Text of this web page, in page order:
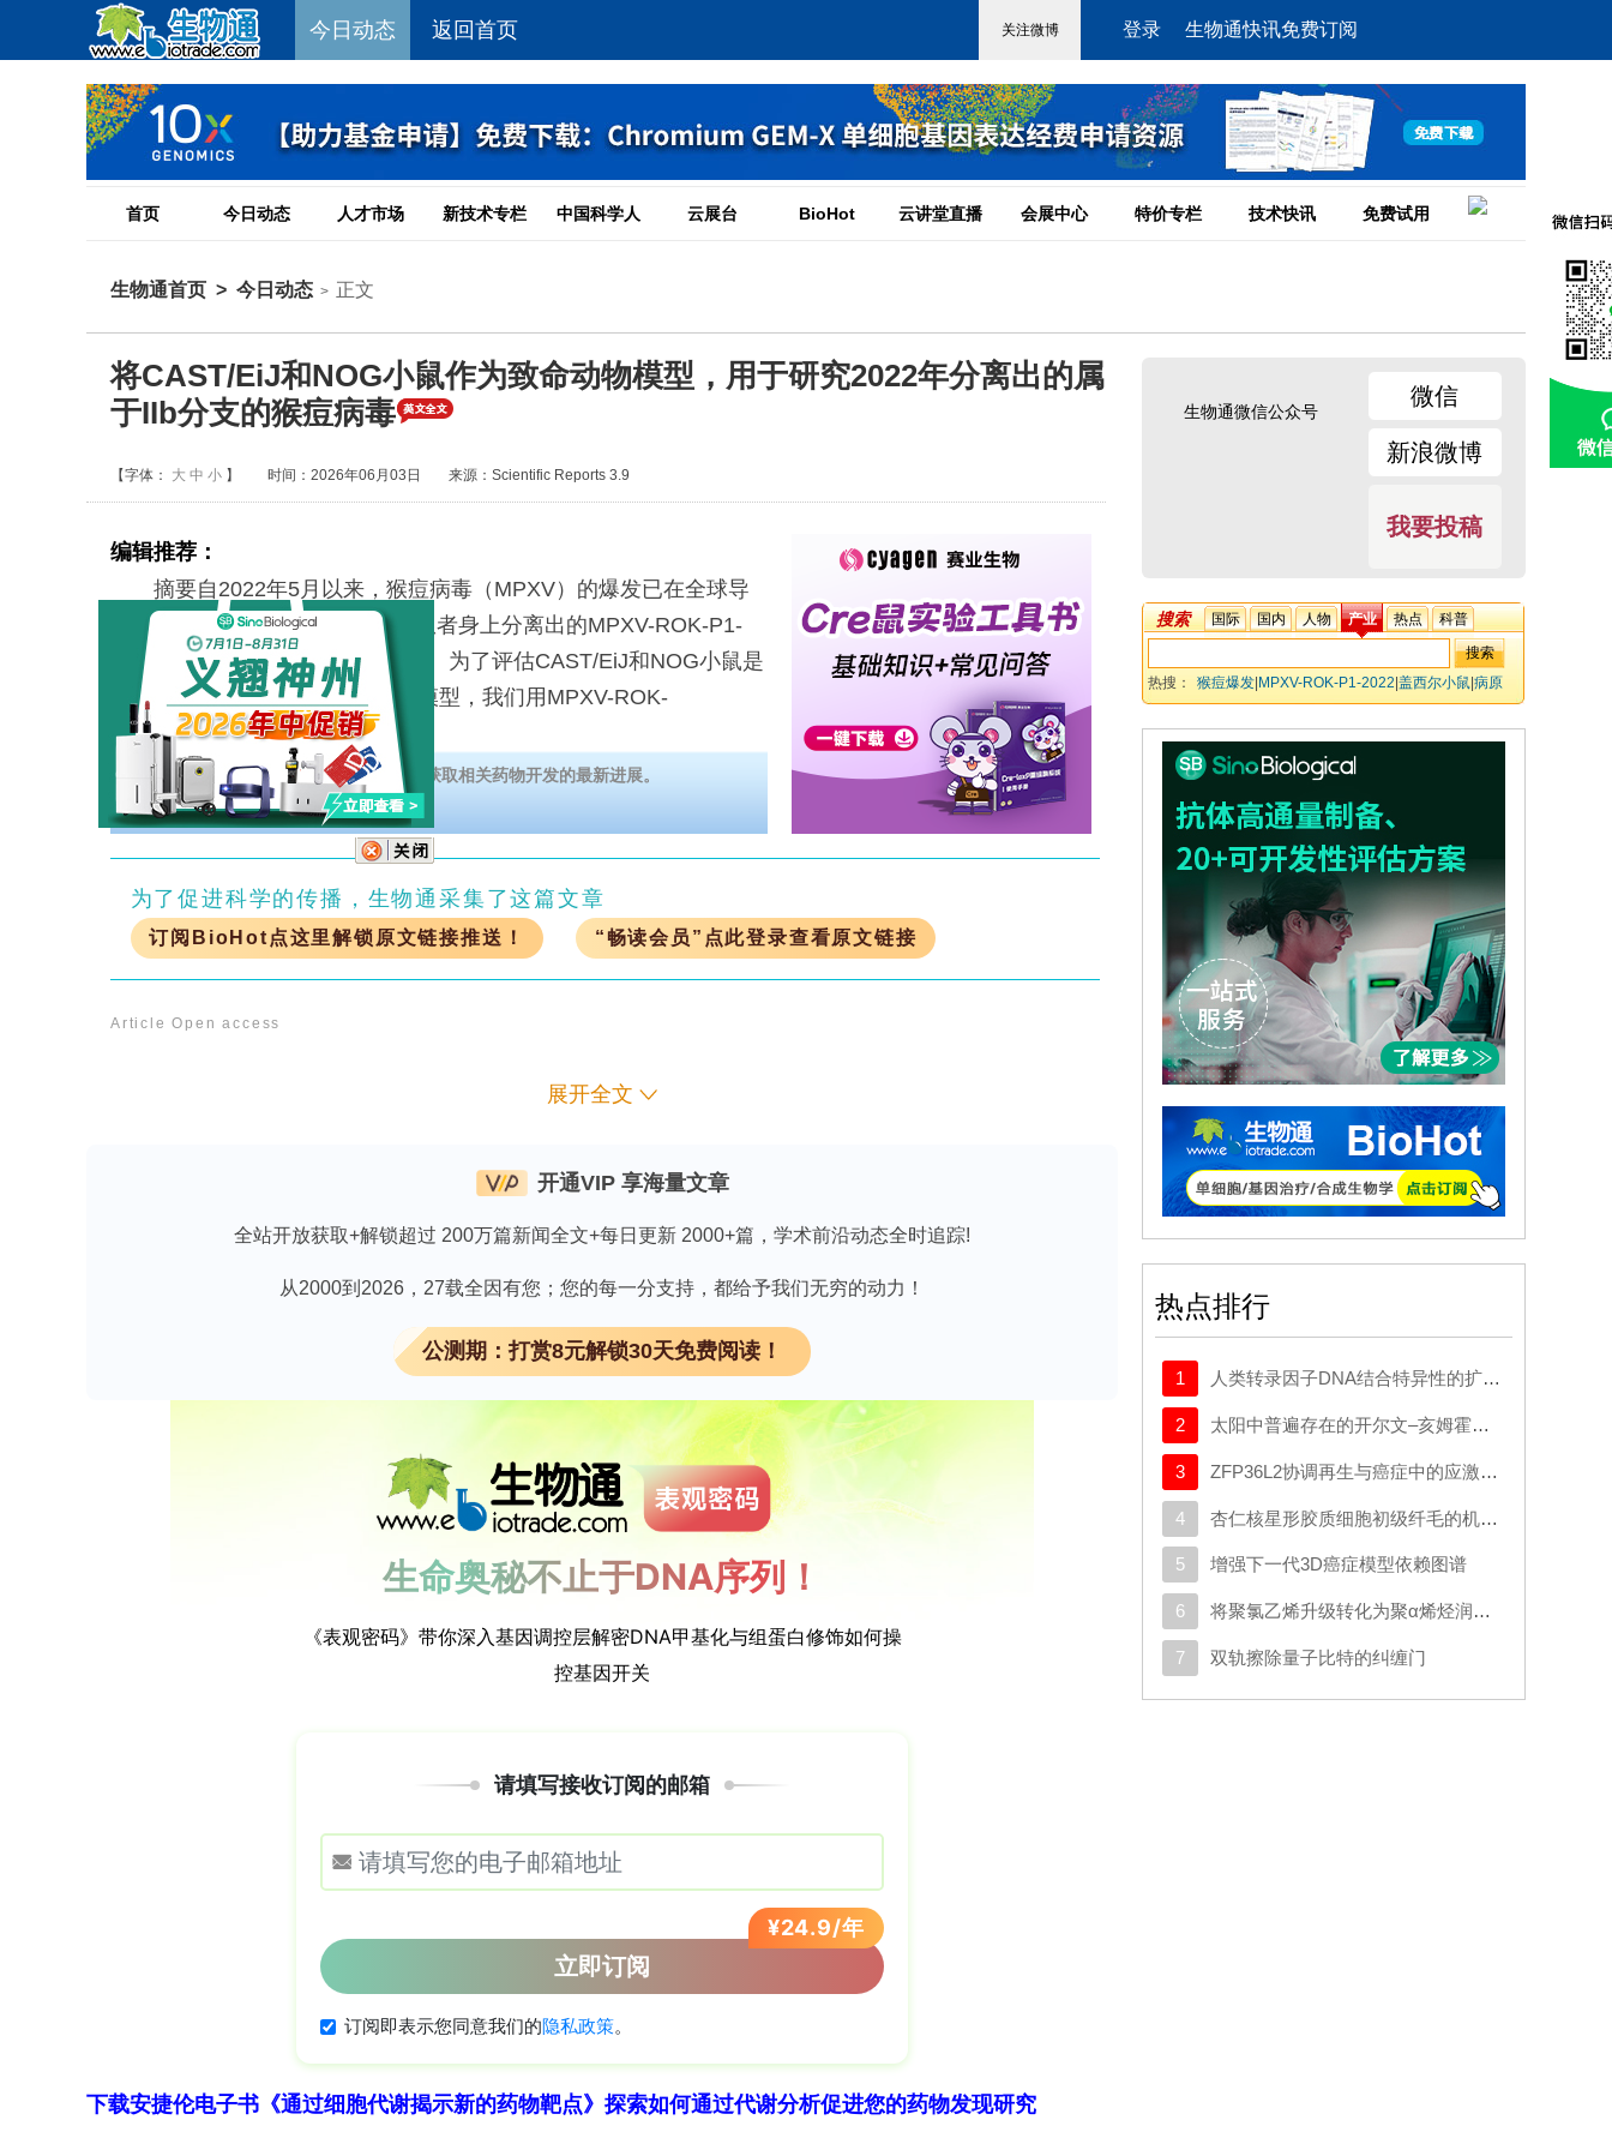
今日动态 返回首页 登录 生物通快讯免费订阅
首页 今日动态 人才市场 新技术专栏 中国科学人 云展台 BioHot 云讲堂直播 会展中心 特价专栏 技术快讯 免费试用
生物通首页 > 今日动态 > 正文
将CAST/EiJ和NOG小鼠作为致命动物模型，用于研究2022年分离出的属
于IIb分支的猴痘病毒
【字体： 大 中 小 】 时间：2026年06月03日 来源：Scientific Reports 3.9
编辑推荐：
摘要自2022年5月以来，猴痘病毒（MPXV）的爆发已在全球导
致超过15万人感染。从韩国首例患者身上分离出的MPXV-ROK-P1-
2022毒株属于IIb分支的B.1.1谱系。为了评估CAST/EiJ和NOG小鼠是
否适合作为MPXV IIb谱系感染的模型，我们用MPXV-ROK-
下载【肥胖症和糖尿病明星治疗靶点】，获取相关药物开发的最新进展。
为了促进科学的传播，生物通采集了这篇文章
订阅BioHot点这里解锁原文链接推送！ “畅读会员”点此登录查看原文链接
Article Open access
者身上分离出的MPXV-ROK-P1-2022毒株属于IIb分支的B.1.1谱系。为了评估CAST/EiJ和
进行了实验性感染，并监测了其临床症状和体重变化。为了进行聚合酶链反应（PCR）、斑块
测定和组织病理学分析，我们收集了血液、肺、肝、脾、睾丸和脑组织样本。结果显示，该病
毒具有剂量依赖性的致死性，并在多个器官中建立了系统性感染。特别是在睾丸中，病毒复制
和DNA水平异常高。CAST/EiJ小鼠表现出脾脏肿大、淋巴组织减少以及散在的细胞坏死现
象。总之，用MPXV-ROK-P1-2022 IIb谱系病毒进行腹腔注射会在CAST/EiJ和NOG小鼠中引
发致命的系统性感染。该病毒对睾丸的明显亲和性表明，这些小鼠具有作为研究MPXV致病机
制、器官亲和性以及评估疫苗效果的理想模型潜力。
下载【CD2-CD25信号轴免疫治疗靶点】，获取相关药物开发的最新进展。
展开全文
开通VIP 享海量文章
全站开放获取+解锁超过 200万篇新闻全文+每日更新 2000+篇，学术前沿动态全时追踪!
从2000到2026，27载全因有您；您的每一分支持，都给予我们无穷的动力！
公测期：打赏8元解锁30天免费阅读！
下载安捷伦电子书《通过细胞代谢揭示新的药物靶点》探索如何通过代谢分析促进您的药物发现研究
生物通微信公众号
微信
新浪微博
我要投稿
搜索 国际 国内 人物 产业 热点 科普
热搜： 猴痘爆发 MPXV-ROK-P1-2022 盖西尔小鼠 病原
热点排行
1 人类转录因子DNA结合特异性的扩展密码本
2 太阳中普遍存在的开尔文–亥姆霍兹不稳定性驱动等离子体混合
3 ZFP36L2协调再生与癌症中的应激适应性可塑性
4 杏仁核星形胶质细胞初级纤毛的机制与应激行为密切相关。
5 增强下一代3D癌症模型依赖图谱
6 将聚氯乙烯升级转化为聚α烯烃润滑剂
7 双轨擦除量子比特的纠缠门